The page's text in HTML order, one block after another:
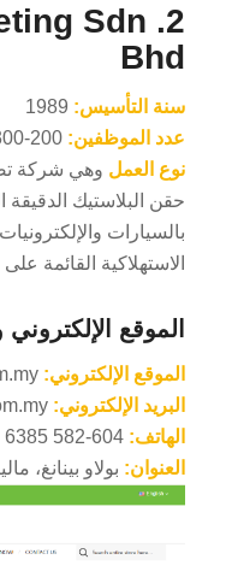
Sdn
Bhd
سنة التأسيس: 1989
عدد الموظفين: 200-300
نوع العمل وهي شركة
حقن البلاستيك
بالسيارات
الاستهلاكية القائمة على
الموقع الإلكتروني
الموقع الإلكتروني:
البريد الإلكتروني:
الهاتف: 604-582 6385
العنوان: بولاو بينانغ،